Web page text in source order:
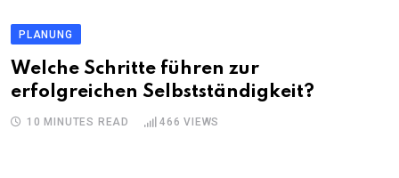
PLANUNG
Welche Schritte führen zur
erfolgreichen Selbstständigkeit?
10 MINUTES READ 466 VIEWS